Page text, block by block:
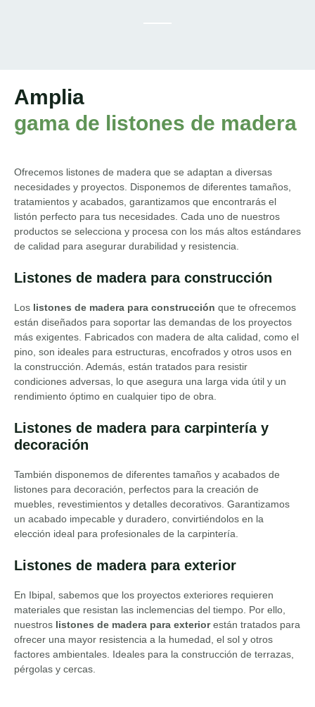
Amplia
gama de listones de madera
Ofrecemos listones de madera que se adaptan a diversas
necesidades y proyectos. Disponemos de diferentes tamaños,
tratamientos y acabados, garantizamos que encontrarás el
listón perfecto para tus necesidades. Cada uno de nuestros
productos se selecciona y procesa con los más altos estándares
de calidad para asegurar durabilidad y resistencia.
Listones de madera para construcción
Los listones de madera para construcción que te ofrecemos
están diseñados para soportar las demandas de los proyectos
más exigentes. Fabricados con madera de alta calidad, como el
pino, son ideales para estructuras, encofrados y otros usos en
la construcción. Además, están tratados para resistir
condiciones adversas, lo que asegura una larga vida útil y un
rendimiento óptimo en cualquier tipo de obra.
Listones de madera para carpintería y
decoración
También disponemos de diferentes tamaños y acabados de
listones para decoración, perfectos para la creación de
muebles, revestimientos y detalles decorativos. Garantizamos
un acabado impecable y duradero, convirtiéndolos en la
elección ideal para profesionales de la carpintería.
Listones de madera para exterior
En Ibipal, sabemos que los proyectos exteriores requieren
materiales que resistan las inclemencias del tiempo. Por ello,
nuestros listones de madera para exteriorestán tratados para
ofrecer una mayor resistencia a la humedad, el sol y otros
factores ambientales. Ideales para la construcción de terrazas,
pérgolas y cercas.